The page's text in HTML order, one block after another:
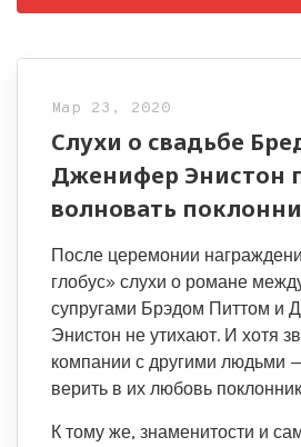
Мар 23, 2020
Слухи о свадьбе
Дженифер Энистон
волновать
После церемонии
глобус» слухи о романе
супругами Брэдом Питтом и
Энистон не утихают. И хотя
компании с другими людьми
верить в их любовь
К тому же, знаменитости и